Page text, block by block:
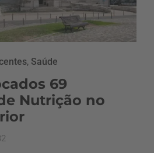
, Saúde
69
Nutrição no